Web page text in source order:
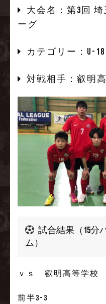
大会名：第3回 埼
ーグ
カテゴリー：U-
対戦相手：叡明
試合結果（15分
ム）
ｖｓ 叡明高等学校
前半3-3